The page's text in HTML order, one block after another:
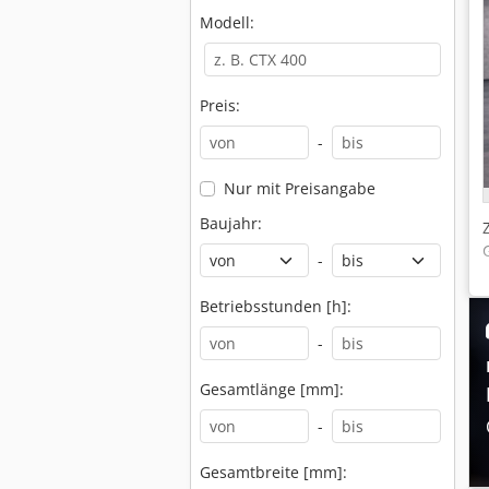
Modell:
Preis:
-
Nur mit Preisangabe
Baujahr:
-
Betriebsstunden [h]:
-
Gesamtlänge [mm]:
-
Gesamtbreite [mm]: